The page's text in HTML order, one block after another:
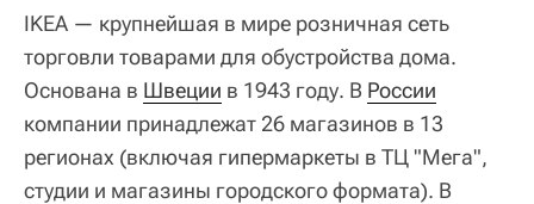
IKEA — крупнейшая в мире розничная сеть
торговли товарами для обустройства дома.
Основана в Швеции в 1943 году. В России
компании принадлежат 26 магазинов в 13
регионах (включая гипермаркеты в ТЦ "Мега",
студии и магазины городского формата). В